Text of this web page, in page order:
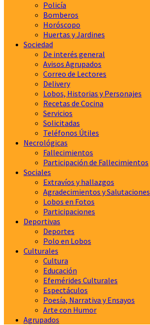
Policía
Bomberos
Horóscopo
Huertas y Jardines
Sociedad
De interés general
Avisos Agrupados
Correo de Lectores
Delivery
Lobos, Historias y Personajes
Recetas de Cocina
Servicios
Solicitadas
Teléfonos Útiles
Necrológicas
Fallecimientos
Participación de Fallecimientos
Sociales
Extravíos y hallazgos
Agradecimientos y Salutaciones
Lobos en Fotos
Participaciones
Deportivas
Deportes
Polo en Lobos
Culturales
Cultura
Educación
Efemérides Culturales
Espectáculos
Poesía, Narrativa y Ensayos
Arte con Humor
Agrupados